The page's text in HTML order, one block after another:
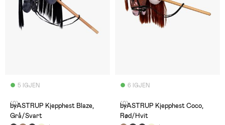
5 IGJEN
(0)
byASTRUP Kjepphest Blaze,
Grå/Svart
6 IGJEN
(0)
byASTRUP Kjepphest Coco,
Rød/Hvit